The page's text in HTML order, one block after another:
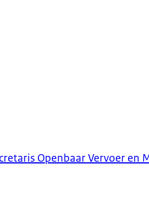
Openbaar Vervoer en